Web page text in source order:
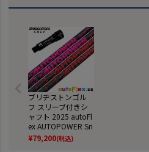
ブリヂストンゴル
フ スリーブ付きシ
ャフト 2025 autoFl
ex AUTOPOWER Sn
ipe オートフレック
ス オートパワース
¥79,200(税込)